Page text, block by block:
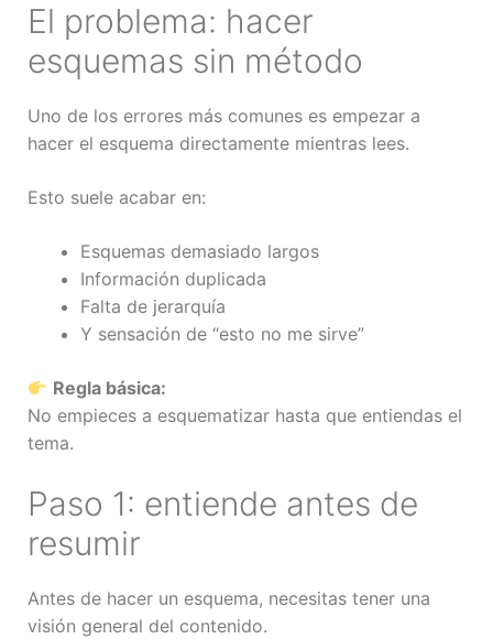
El problema: hacer
esquemas sin método
Uno de los errores más comunes es empezar a
hacer el esquema directamente mientras lees.
Esto suele acabar en:
Esquemas demasiado largos
Información duplicada
Falta de jerarquía
Y sensación de “esto no me sirve”
Regla básica:
No empieces a esquematizar hasta que entiendas el
tema.
Paso 1: entiende antes de
resumir
Antes de hacer un esquema, necesitas tener una
visión general del contenido.